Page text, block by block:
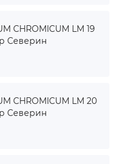
LM 19
Северин
LM 20
Северин